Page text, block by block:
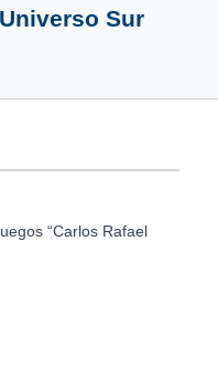
Universo Sur
“Carlos Rafael